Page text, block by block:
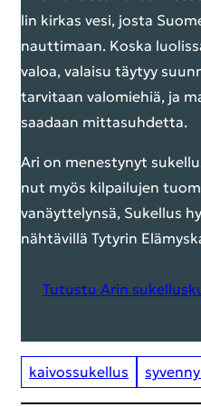
lin kir­kas vesi, josta
naut­ti­maan. Koska
va­loa, va­lai­su täy­tyy
tar­vi­taan va­lo­mie­hiä, ja
saa­daan mit­ta­suh­det­ta.
Ari on me­nes­ty­nyt
nut myös kil­pai­lu­jen
va­näyt­te­lyn­sä, Su­kel­lus
näh­tä­vil­lä Ty­ty­rin
Tu­tus­tu Arin
kai­vos­su­kel­lus